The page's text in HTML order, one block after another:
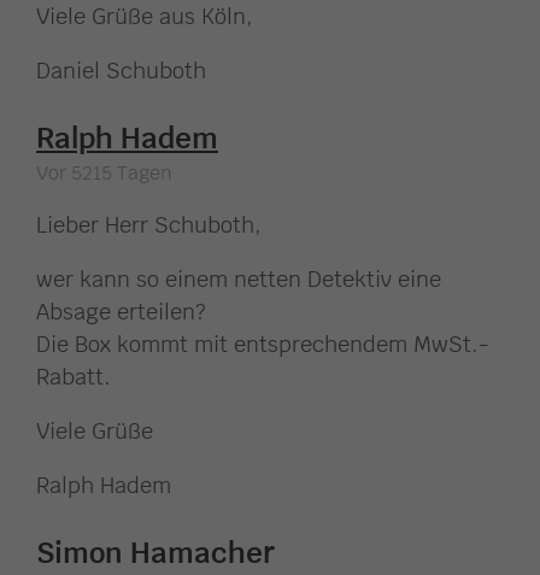
Viele Grüße aus Köln,
Daniel Schuboth
Ralph Hadem
Vor 5215 Tagen
Lieber Herr Schuboth,
wer kann so einem netten Detektiv eine
Absage erteilen?
Die Box kommt mit entsprechendem MwSt.-
Rabatt.
Viele Grüße
Ralph Hadem
Simon Hamacher